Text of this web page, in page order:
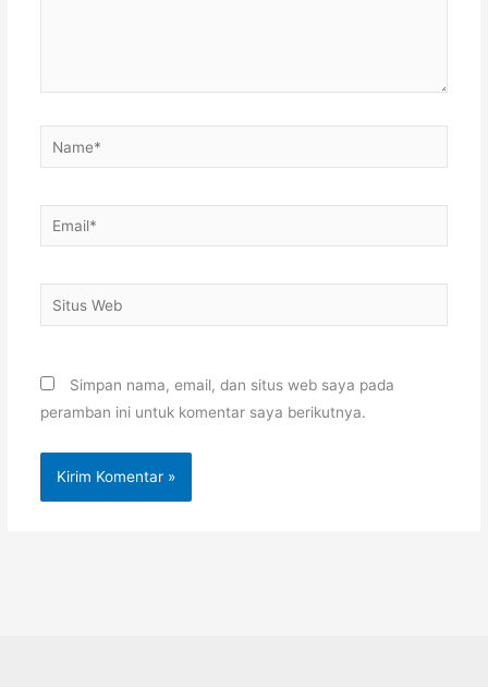
Name*
Email*
Situs
Web
Simpan nama, email, dan situs web saya pada
peramban ini untuk komentar saya berikutnya.